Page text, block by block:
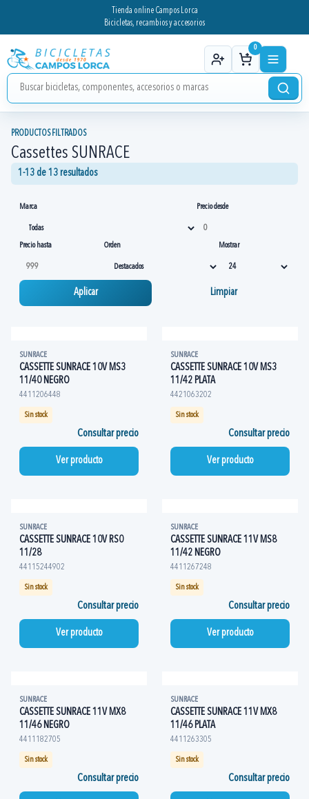
Tienda online Campos Lorca
Bicicletas, recambios y accesorios
0
PRODUCTOS FILTRADOS
Cassettes SUNRACE
1-13 de 13 resultados
Marca Precio desde
Precio hasta Orden Mostrar
Aplicar Limpiar
SUNRACE
CASSETTE SUNRACE 10V MS3
11/40 NEGRO
4411206448
Sin stock
Consultar precio
Ver producto
SUNRACE
CASSETTE SUNRACE 10V MS3
11/42 PLATA
4421063202
Sin stock
Consultar precio
Ver producto
SUNRACE
CASSETTE SUNRACE 10V RS0
11/28
44115244902
Sin stock
Consultar precio
Ver producto
SUNRACE
CASSETTE SUNRACE 11V MS8
11/42 NEGRO
4411267248
Sin stock
Consultar precio
Ver producto
SUNRACE
CASSETTE SUNRACE 11V MX8
11/46 NEGRO
4411182705
Sin stock
Consultar precio
SUNRACE
CASSETTE SUNRACE 11V MX8
11/46 PLATA
4411263305
Sin stock
Consultar precio